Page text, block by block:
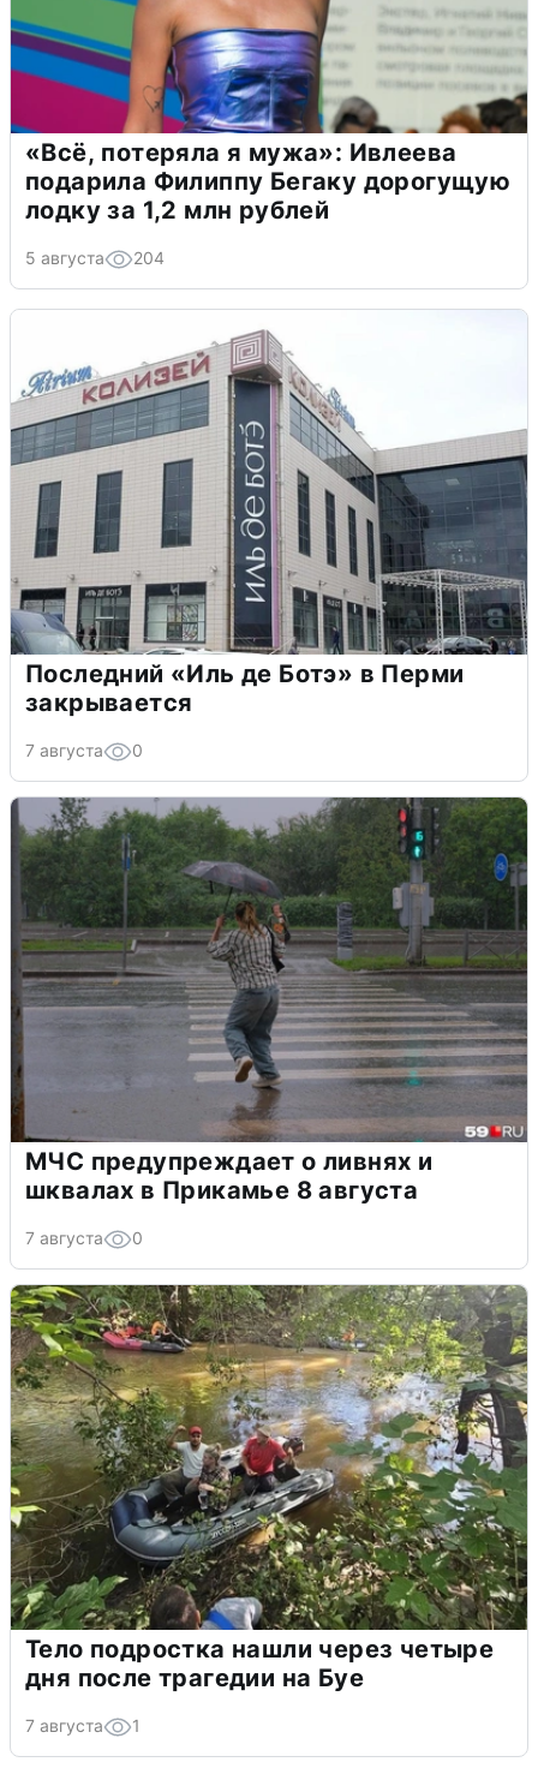
«Всё, потеряла я мужа»: Ивлеева
подарила Филиппу Бегаку дорогущую
лодку за 1,2 млн рублей
5 августа 204
Последний «Иль де Ботэ» в Перми
закрывается
7 августа 0
МЧС предупреждает о ливнях и
шквалах в Прикамье 8 августа
7 августа 0
Тело подростка нашли через четыре
дня после трагедии на Буе
7 августа 1